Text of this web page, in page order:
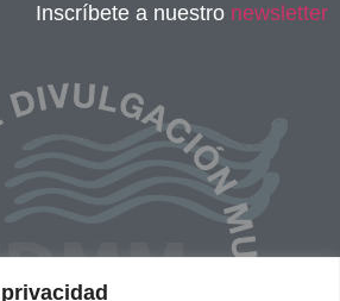
Inscríbete a nuestro newsletter